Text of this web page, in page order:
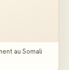
au Somali